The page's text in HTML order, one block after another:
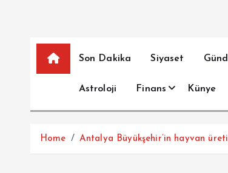
Son Dakika Siyaset
Astroloji Finans Künye
Home Antalya Büyükşehir’in hayvan